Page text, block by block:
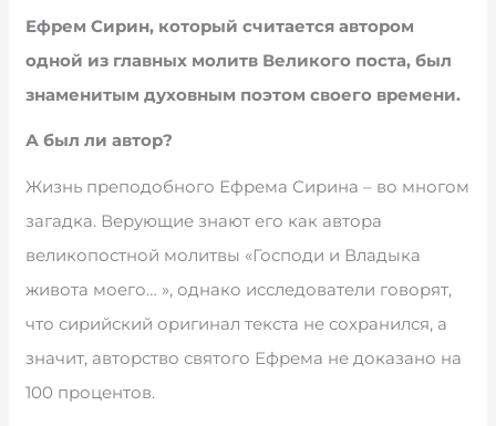
Ефрем Сирин, который считается автором
одной из главных молитв Великого поста, был
знаменитым духовным поэтом своего времени.
А был ли автор?
Жизнь преподобного Ефрема Сирина – во многом
загадка. Верующие знают его как автора
великопостной молитвы «Господи и Владыка
живота моего… », однако исследователи говорят,
что сирийский оригинал текста не сохранился, а
значит, авторство святого Ефрема не доказано на
100 процентов.